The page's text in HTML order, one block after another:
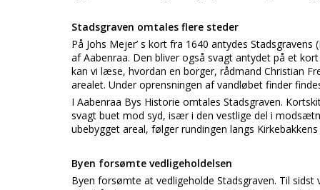
Stadsgraven omtales flere steder
På Johs Mejer’ s kort fra 1640 antydes
af Aabenraa. Den bliver også svagt antydet på et
kan vi læse, hvordan en borger, rådmand Christian
arealet. Under oprensningen af vandløbet finder
I Aabenraa Bys Historie omtales Stadsgraven.
svagt buet mod syd, især i den vestlige del i
ubebygget areal, følger rundingen langs
Byen forsømte vedligeholdelsen
Byen forsømte at vedligeholde Stadsgraven. Til